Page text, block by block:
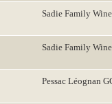
Sadie Family
Sadie Family
Pessac Léognan